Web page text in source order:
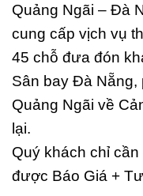
Quảng Ngãi – Đà
cung cấp vịch vụ
45 chỗ đưa đón
Sân bay Đà Nẵng,
Quảng Ngãi về
lại.
Quý khách chỉ cần
được Báo Giá +